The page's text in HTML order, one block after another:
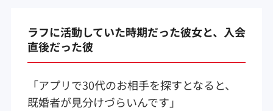
ラフに活動していた時期だった彼女と、入会
直後だった彼
「アプリで30代のお相手を探すとなると、
既婚者が見分けづらいんです」